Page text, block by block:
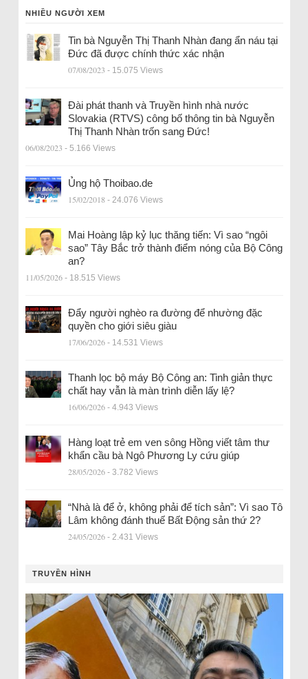
NHIỀU NGƯỜI XEM
Tin bà Nguyễn Thị Thanh Nhàn đang ẩn náu tại
Đức đã được chính thức xác nhận
07/08/2023 - 15.075 Views
Đài phát thanh và Truyền hình nhà nước
Slovakia (RTVS) công bố thông tin bà Nguyễn
Thị Thanh Nhàn trốn sang Đức!
06/08/2023 - 5.166 Views
Ủng hộ Thoibao.de
15/02/2018 - 24.076 Views
Mai Hoàng lập kỷ lục thăng tiến: Vì sao “ngôi
sao” Tây Bắc trở thành điểm nóng của Bộ Công
an?
11/05/2026 - 18.515 Views
Đẩy người nghèo ra đường để nhường đặc
quyền cho giới siêu giàu
17/06/2026 - 14.531 Views
Thanh lọc bộ máy Bộ Công an: Tinh giản thực
chất hay vẫn là màn trình diễn lấy lệ?
16/06/2026 - 4.943 Views
Hàng loạt trẻ em ven sông Hồng viết tâm thư
khẩn cầu bà Ngô Phương Ly cứu giúp
28/05/2026 - 3.782 Views
“Nhà là để ở, không phải để tích sản”: Vì sao Tô
Lâm không đánh thuế Bất Động sản thứ 2?
24/05/2026 - 2.431 Views
TRUYỀN HÌNH